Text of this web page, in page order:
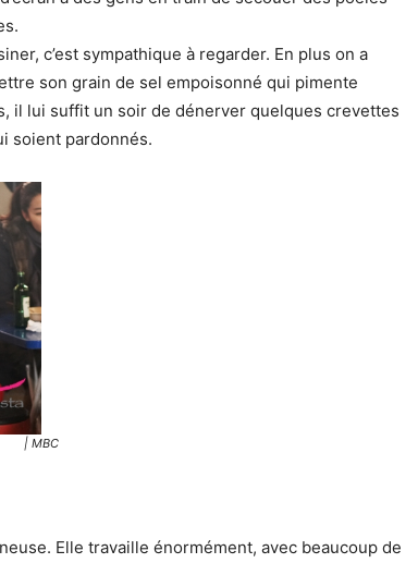
c’est sympathique à regarder. En plus on a
son grain de sel empoisonné qui pimente
il lui suffit un soir de dénerver quelques crevettes
soient pardonnés.
| MBC
Elle travaille énormément, avec beaucoup de